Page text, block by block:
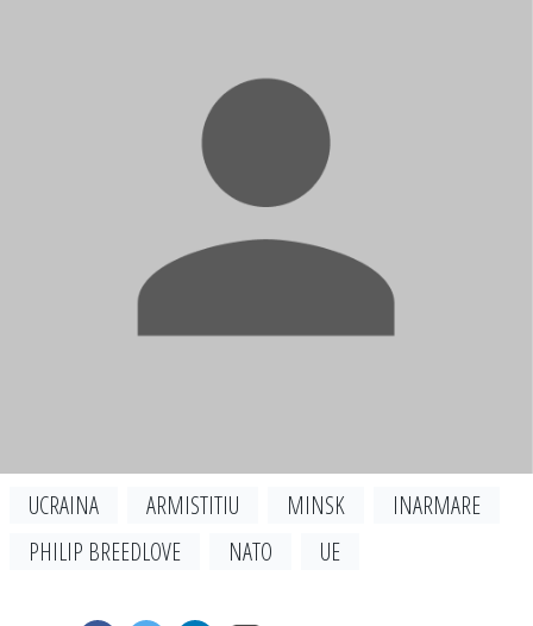
UCRAINA ARMISTITIU MINSK
INARMARE
PHILIP BREEDLOVE
NATO UE